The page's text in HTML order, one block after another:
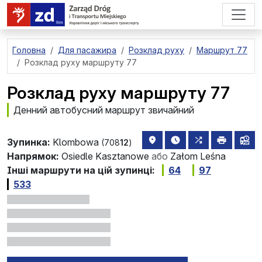
перейти до основного вмісту
Головна Для пасажира Розклад руху
Маршрут 77
Розклад руху маршруту 77
Розклад руху маршруту 77
Денний автобусний маршрут звичайний
Зупинка: Klombowa (70812) розташування зупинки на
найближчі
всі
Напрямок: Osiedle Kasztanowe або Załom Leśna
Інші маршрути на цій зупинці:
64
97
533